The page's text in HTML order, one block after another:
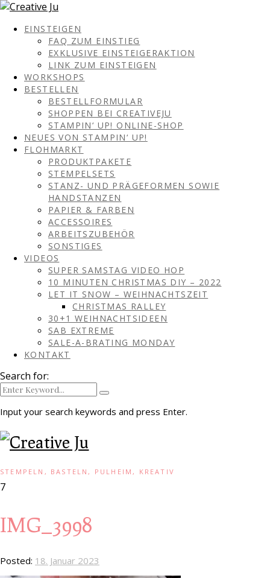
EINSTEIGEN
FAQ ZUM EINSTIEG
EXKLUSIVE EINSTEIGERAKTION
LINK ZUM EINSTEIGEN
WORKSHOPS
BESTELLEN
BESTELLFORMULAR
SHOPPEN BEI CREATIVEJU
STAMPIN‘ UP! ONLINE-SHOP
NEUES VON STAMPIN‘ UP!
FLOHMARKT
PRODUKTPAKETE
STEMPELSETS
STANZ- UND PRÄGEFORMEN SOWIE
HANDSTANZEN
PAPIER & FARBEN
ACCESSOIRES
ARBEITSZUBEHÖR
SONSTIGES
VIDEOS
SUPER SAMSTAG VIDEO HOP
10 MINUTEN CHRISTMAS DIY – 2022
LET IT SNOW – WEIHNACHTSZEIT
CHRISTMAS RALLEY
30+1 WEIHNACHTSIDEEN
SAB EXTREME
SALE-A-BRATING MONDAY
KONTAKT
Search for:
Input your search keywords and press Enter.
STEMPELN, BASTELN, PULHEIM, KREATIV
7
IMG_3998
Posted: 18. Januar 2023